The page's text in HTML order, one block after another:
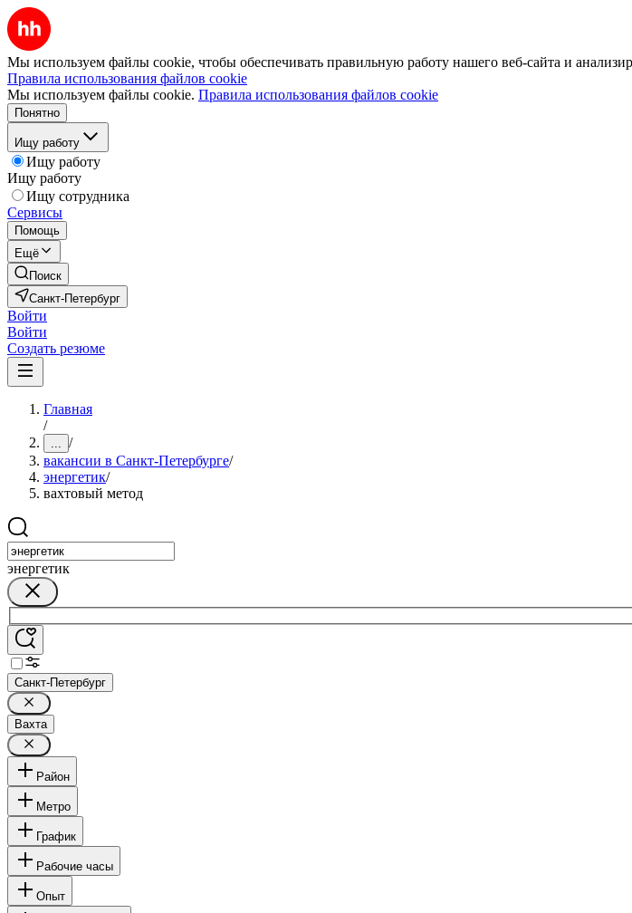
Мы используем файлы cookie, чтобы обеспечивать правильную работу нашего веб-сайта и
Правила использования файлов cookie
Мы используем файлы cookie. Правила использования файлов cookie
Понятно
Ищу работу
Ищу работу
Ищу работу
Ищу сотрудника
Сервисы
Помощь
Ещё
Поиск
Санкт-Петербург
Войти
Войти
Создать резюме
Главная
/
... /
вакансии в Санкт-Петербурге/
энергетик/
вахтовый метод
энергетик
Санкт-Петербург
Вахта
Район
Метро
График
Рабочие часы
Опыт